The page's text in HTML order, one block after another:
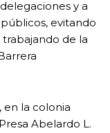
y a
evitando
de la
en la colonia
Abelardo L.